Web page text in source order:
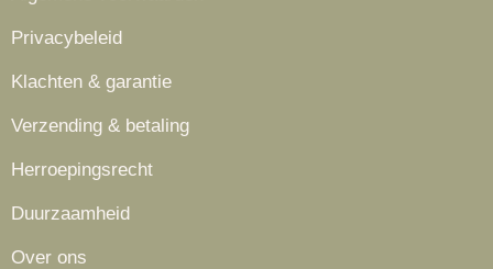
Privacybeleid
Klachten & garantie
Verzending & betaling
Herroepingsrecht
Duurzaamheid
Over ons